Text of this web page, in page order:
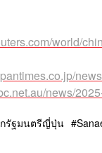
world/
news/
รัฐมนตรีญี่ปุ่น